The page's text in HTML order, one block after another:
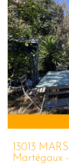
13013
Martégaux -